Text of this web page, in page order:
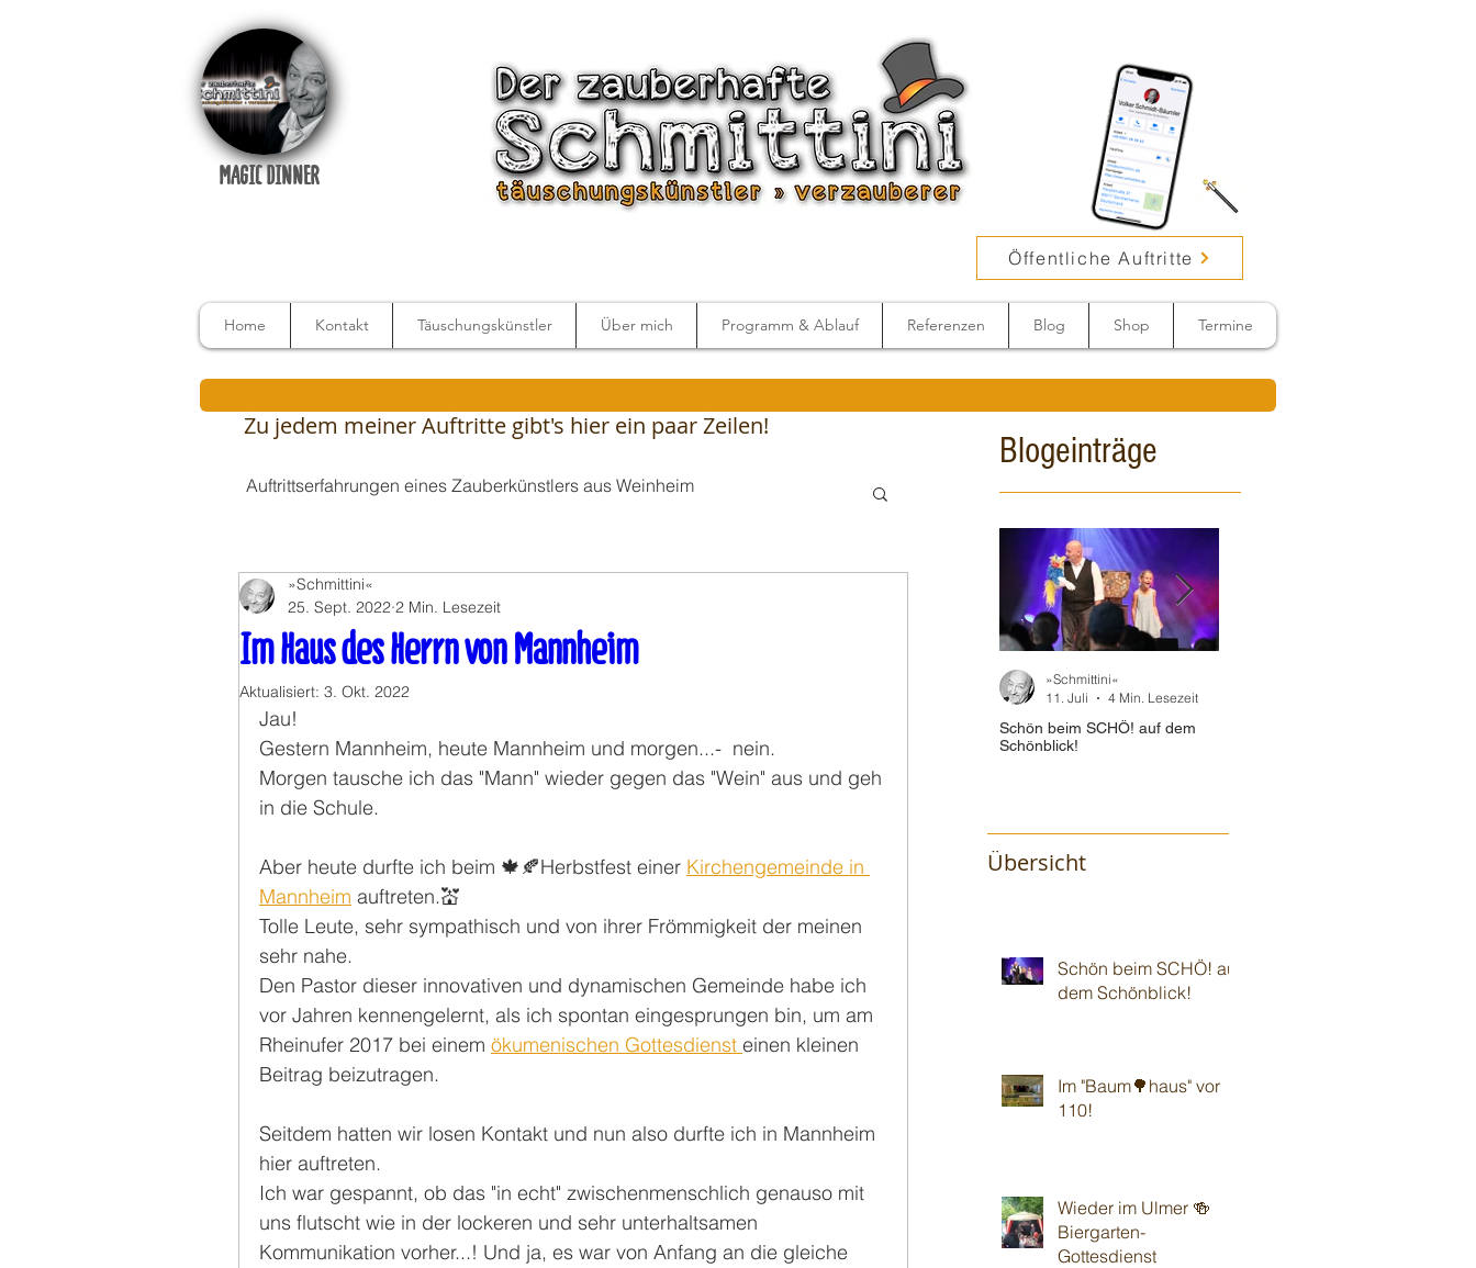
MAGIC DINNER
Öffentliche Auftritte
Home Kontakt Täuschungskünstler Über mich Programm & Ablauf Referenzen Blog Shop Termine
Zu jedem meiner Auftritte gibt's hier ein paar Zeilen!
Blogeinträge
Im Haus des Herrn von Mannheim
»Schmittini«
25. Sept. 2022 2 Min. Lesezeit
Aktualisiert: 3. Okt. 2022
Jau!
Gestern Mannheim, heute Mannheim und morgen...-  nein.
Morgen tausche ich das "Mann" wieder gegen das "Wein" aus und geh
in die Schule.
Aber heute durfte ich beim 🍁🍂Herbstfest einer Kirchengemeinde in
Mannheim auftreten.💒
Tolle Leute, sehr sympathisch und von ihrer Frömmigkeit der meinen
sehr nahe.
Den Pastor dieser innovativen und dynamischen Gemeinde habe ich
vor Jahren kennengelernt, als ich spontan eingesprungen bin, um am
Rheinufer 2017 bei einem ökumenischen Gottesdienst einen kleinen
Beitrag beizutragen.
Seitdem hatten wir losen Kontakt und nun also durfte ich in Mannheim
hier auftreten.
Ich war gespannt, ob das "in echt" zwischenmenschlich genauso mit
uns flutscht wie in der lockeren und sehr unterhaltsamen
Kommunikation vorher...! Und ja, es war von Anfang an die gleiche
Auftrittserfahrungen eines Zauberkünstlers aus Weinheim
Schön beim SCHÖ! auf dem
Schönblick!
»Schmittini«
11. Juli
4 Min. Lesezeit
Übersicht
Schön beim SCHÖ! auf
dem Schönblick!
Im "Baum🌳haus" vor
110!
Wieder im Ulmer 🍻
Biergarten-
Gottesdienst